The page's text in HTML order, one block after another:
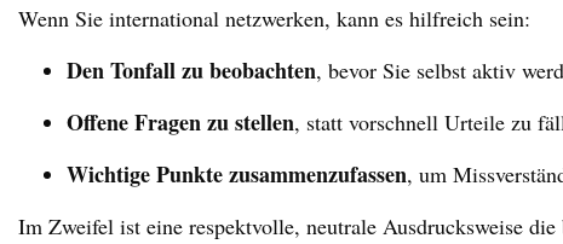
Wenn Sie international netzwerken, kann es hilfreich sein:
Den Tonfall zu beobachten, bevor Sie selbst aktiv
Offene Fragen zu stellen, statt vorschnell Urteile zu
Wichtige Punkte zusammenzufassen, um
Im Zweifel ist eine respektvolle, neutrale Ausdrucksweise